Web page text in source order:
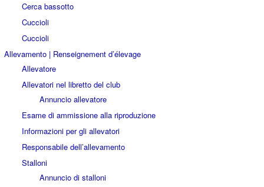
Cerca bassotto
Cuccioli
Cuccioli
Allevamento | Renseignement d’élevage
Allevatore
Allevatori nel libretto del club
Annuncio allevatore
Esame di ammissione alla riproduzione
Informazioni per gli allevatori
Responsabile dell’allevamento
Stalloni
Annuncio di stalloni